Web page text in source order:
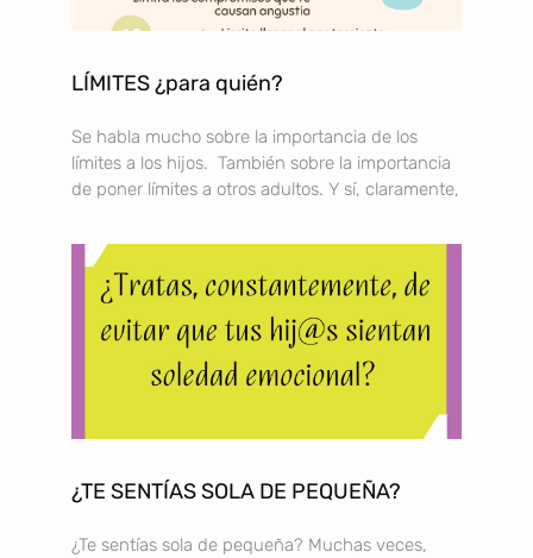
LÍMITES ¿para quién?
Se habla mucho sobre la importancia de los
límites a los hijos. También sobre la importancia
de poner límites a otros adultos. Y sí, claramente,
¿TE SENTÍAS SOLA DE PEQUEÑA?
¿Te sentías sola de pequeña? Muchas veces,